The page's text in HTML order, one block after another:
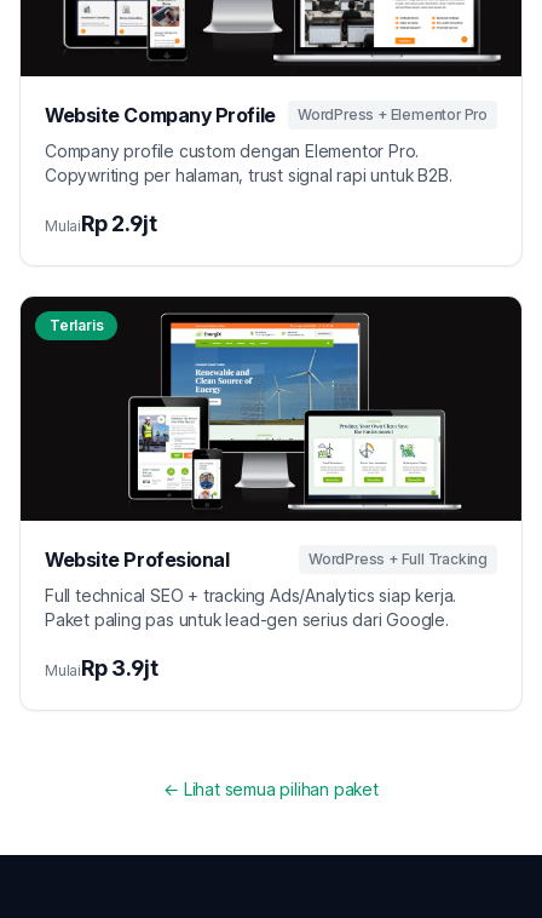
Website Company Profile WordPress + Elementor Pro
Company profile custom dengan Elementor Pro.
Copywriting per halaman, trust signal rapi untuk B2B.
MulaiRp 2.9jt
Terlaris
Website Profesional WordPress + Full Tracking
Full technical SEO + tracking Ads/Analytics siap kerja.
Paket paling pas untuk lead-gen serius dari Google.
MulaiRp 3.9jt
← Lihat semua pilihan paket